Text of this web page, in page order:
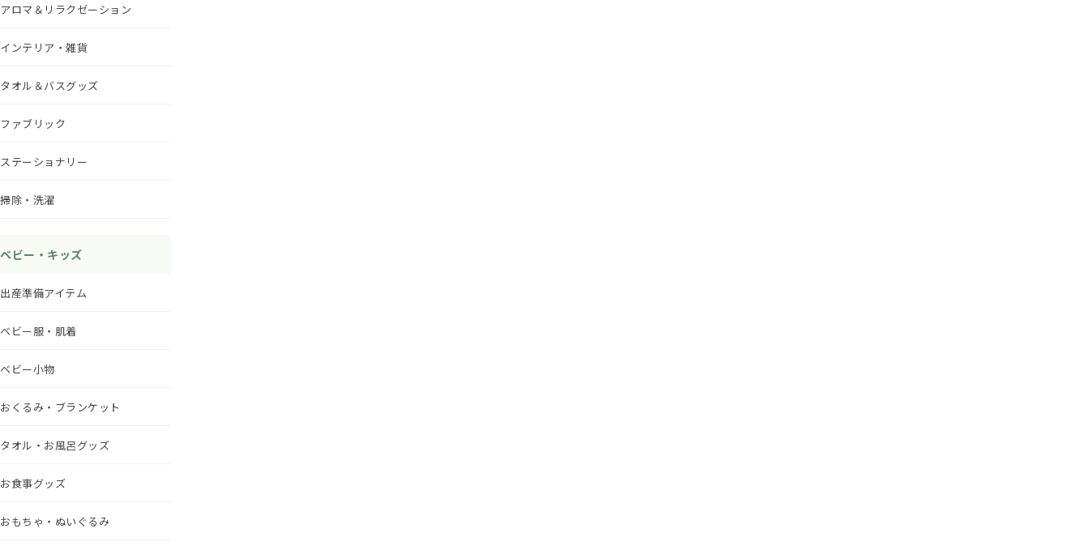
アロマ＆リラクゼーション
インテリア・雑貨
タオル＆バスグッズ
ファブリック
ステーショナリー
掃除・洗濯
ベビー・キッズ
出産準備アイテム
ベビー服・肌着
ベビー小物
おくるみ・ブランケット
タオル・お風呂グッズ
お食事グッズ
おもちゃ・ぬいぐるみ